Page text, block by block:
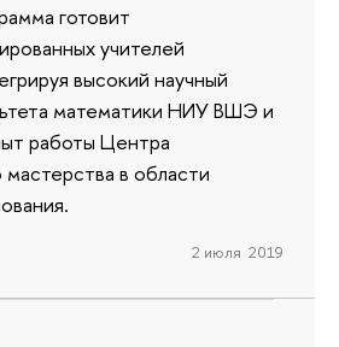
готовит
учителей
высокий научный
математики НИУ ВШЭ и
работы Центра
мастерства в области
2 июля 2019